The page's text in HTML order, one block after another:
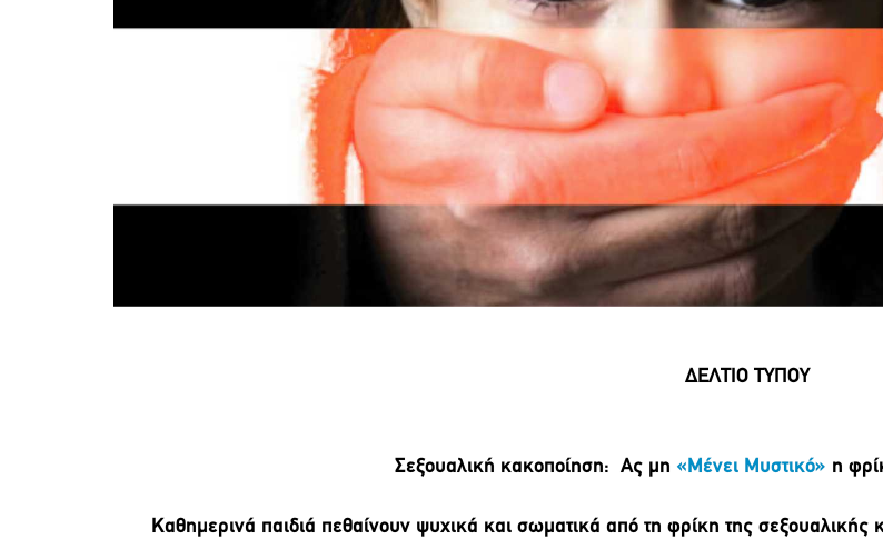
ΔΕΛΤΙΟ ΤΥΠΟΥ
Σεξουαλική κακοποίηση: Ας μη «Μένει Μυστικό» η
Καθημερινά παιδιά πεθαίνουν ψυχικά και σωματικά από τη φρίκη της σεξουαλικής